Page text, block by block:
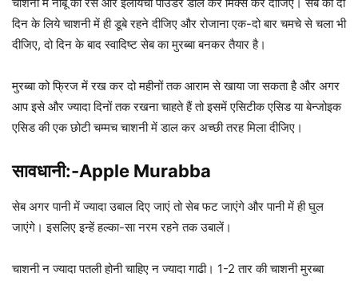
चाशनी में नींबू का रस और इलायची पाउडर डाल कर मिक्स कर दीजिए। सेब को दो
दिन के लिये चाशनी में ही डूबे रहने दीजिए और रोजाना एक-दो बार चमचे से चला भी
दीजिए, दो दिन के बाद स्वादिष्ट सेब का मुरब्बा बनकर तैयार है।
मुरब्बा को फ्रिज में रख कर दो महीनों तक आराम से खाया जा सकता है और अगर
आप इसे और ज्यादा दिनों तक रखना चाहते हैं तो इसमें एसिटीक एसिड या बेन्जोइक
एसिड की एक छोटी चम्मच चाशनी में डाल कर अच्छी तरह मिला दीजिए।
सावधानी:-Apple Murabba
सेब अगर पानी में ज्यादा उबाल दिए जाएं तो सेब फट जाएंगे और पानी में ही घुल
जाएंगे। इसलिए इन्हें हल्का-सा नरम रहने तक उबालें।
चाशनी न ज्यादा पतली होनी चाहिए न ज्यादा गाढी। 1-2 तार की चाशनी मुरब्बा